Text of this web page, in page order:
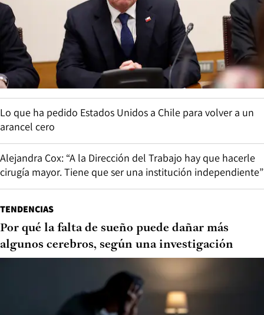
Lo que ha pedido Estados Unidos a Chile para volver a un
arancel cero
Alejandra Cox: “A la Dirección del Trabajo hay que hacerle
cirugía mayor. Tiene que ser una institución independiente”
TENDENCIAS
Por qué la falta de sueño puede dañar más
algunos cerebros, según una investigación